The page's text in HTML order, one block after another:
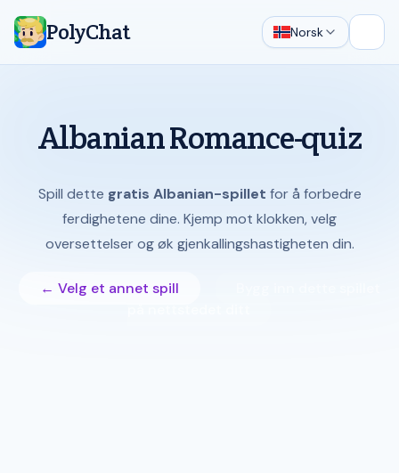
PolyChat Norsk
Albanian Romance-quiz
Spill dette gratis Albanian-spillet for å forbedre
ferdighetene dine. Kjemp mot klokken, velg
oversettelser og øk gjenkallingshastigheten din.
← Velg et annet spill